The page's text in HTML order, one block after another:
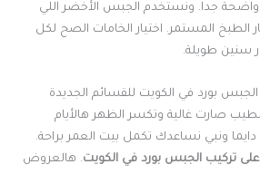
جدا. ونستخدم الجبس الأخضر اللي
الطبخ المستمر. اختيار الخامات الصح لكل
سنين طويلة.
بورد في الكويت للقسائم الجديدة
صارت غالية وتكسر الظهر هالأيام
ونبي نساعدك تكمل بيت العمر براحة.
تركيب الجبس بورد في الكويت. هالعروض